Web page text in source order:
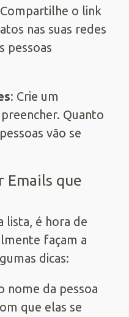
o link
nas suas redes
pessoas
: Crie um
Quanto
vão se
Emails que
lista, é hora de
façam a
dicas:
nome da pessoa
que elas se